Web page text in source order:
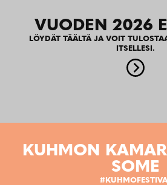
VUODEN 2026
LÖYDÄT TÄÄLTÄ JA VOIT
ITSELLESI.
KUHMON
SOME